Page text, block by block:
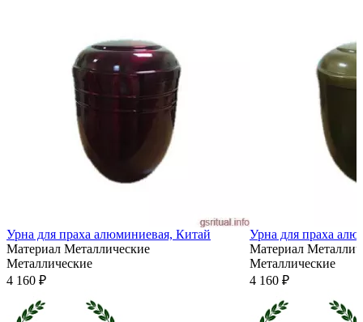
Урна для праха алюминиевая, Китай
Материал Металлические
Металлические
4 160 ₽
Урна для праха
Материал
Металлические
4 160 ₽